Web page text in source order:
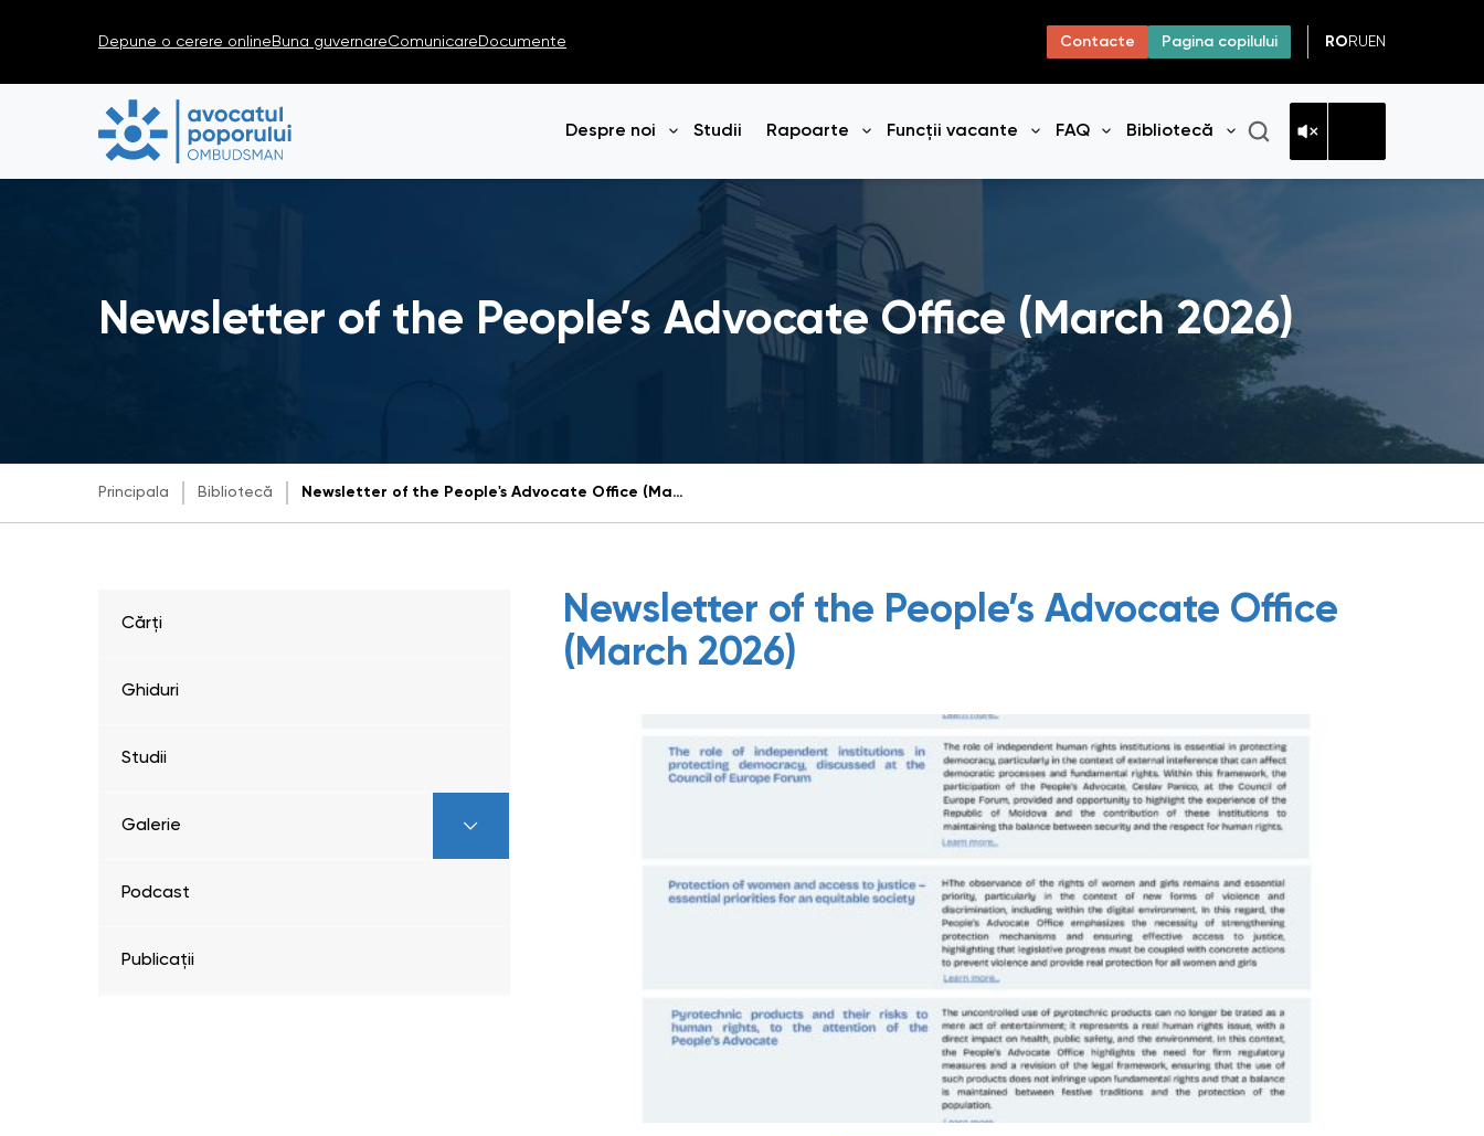
Depune o cerere online Buna guvernareComunicare Documente Contacte Pagina copilului RO RU EN
Despre noi
Deschide meniul
Studii Rapoarte
Deschide meniul
Funcții vacante FAQ
Deschide meniul
Bibliotecă
Deschide meniul
Newsletter of the People’s Advocate Office (March 2026)
Principala Bibliotecă Newsletter of the People's Advocate Office (March 2026)
Newsletter of the People’s Advocate Office
(March 2026)
Cărți
Ghiduri
Studii
Galerie
Podcast
Publicații